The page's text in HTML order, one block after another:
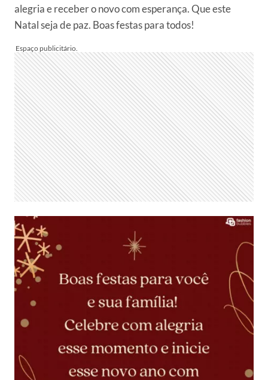
alegria e receber o novo com esperança. Que este
Natal seja de paz. Boas festas para todos!